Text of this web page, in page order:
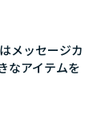
メッセージカ
なアイテムを